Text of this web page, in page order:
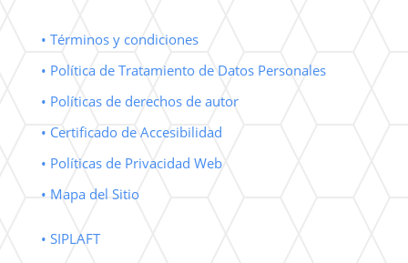
• Términos y condiciones
• Política de Tratamiento de Datos Personales
• Políticas de derechos de autor
• Certificado de Accesibilidad
• Políticas de Privacidad Web
• Mapa del Sitio
• SIPLAFT